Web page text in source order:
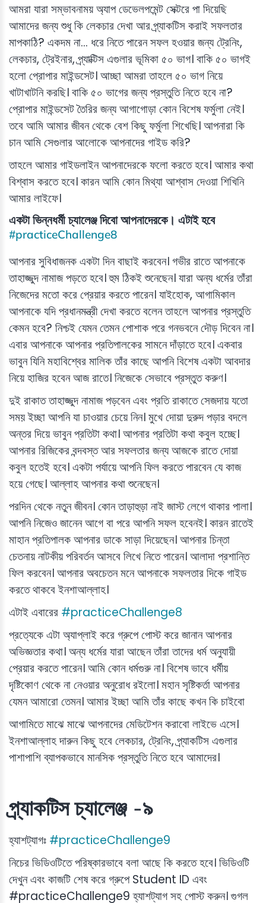
আমরা যারা সম্ভাবনাময় অ্যাপ ডেভেলপমেন্ট সেক্টরে পা দিয়েছি
আমাদের জন্য শুধু কি লেকচার দেখা আর প্র্যাকটিস করাই সফলতার
মাপকাঠি? একদম না… ধরে নিতে পারেন সফল হওয়ার জন্য ট্রেনিং,
লেকচার, ট্রেইনার, প্র্যাক্টিস এগুলার ভূমিকা ৫০ ভাগ। বাকি ৫০ ভাগই
হলো প্রোপার মাইন্ডসেট। আচ্ছা আমরা তাহলে ৫০ ভাগ নিয়ে
খাটাখাটনি করছি। বাকি ৫০ ভাগের জন্য প্রস্তুতি নিতে হবে না?
প্রোপার মাইন্ডসেট তৈরির জন্য আগাগোড়া কোন বিশেষ ফর্মুলা নেই।
তবে আমি আমার জীবন থেকে বেশ কিছু ফর্মুলা শিখেছি। আপনারা কি
চান আমি সেগুলার আলোকে আপনাদের গাইড করি?
তাহলে আমার গাইডলাইন আপনাদেরকে ফলো করতে হবে। আমার কথা
বিশ্বাস করতে হবে। কারন আমি কোন মিথ্যা আশ্বাস দেওয়া শিখিনি
আমার লাইফে।
একটা ভিন্নধর্মী চ্যালেঞ্জ দিবো আপনাদেরকে। এটাই হবে
#practiceChallenge8
আপনার সুবিধাজনক একটা দিন বাছাই করবেন। গভীর রাতে আপনাকে
তাহাজ্জুদ নামাজ পড়তে হবে। হুম ঠিকই শুনেছেন। যারা অন্য ধর্মের তাঁরা
নিজেদের মতো করে প্রেয়ার করতে পারেন। যাইহোক, আগামিকাল
আপনাকে যদি প্রধানমন্ত্রী দেখা করতে বলেন তাহলে আপনার প্রস্তুতি
কেমন হবে? নিশ্চই যেমন তেমন পোশাক পরে গনভবনে দৌড় দিবেন না।
এবার আপনাকে আপনার প্রতিপালকের সামনে দাঁড়াতে হবে। একবার
ভাবুন যিনি মহাবিশ্বের মালিক তাঁর কাছে আপনি বিশেষ একটা আবদার
নিয়ে হাজির হবেন আজ রাতে। নিজেকে সেভাবে প্রস্তুত করুণ।
দুই রাকাত তাহাজ্জুদ নামাজ পড়বেন এবং প্রতি রাকাতে সেজদায় যতো
সময় ইচ্ছা আপনি যা চাওয়ার চেয়ে নিন। মুখে দোয়া দুরুদ পড়ার বদলে
অন্তর দিয়ে ভাবুন প্রতিটা কথা। আপনার প্রতিটা কথা কবুল হচ্ছে।
আপনার রিজিকের বন্দবস্ত আর সফলতার জন্য আজকে রাতে দোয়া
কবুল হতেই হবে। একটা পর্যায়ে আপনি ফিল করতে পারবেন যে কাজ
হয়ে গেছে। আল্লাহ আপনার কথা শুনেছেন।
পরদিন থেকে নতুন জীবন। কোন তাড়াহুড়া নাই জাস্ট লেগে থাকার পালা।
আপনি নিজেও জানেন আগে বা পরে আপনি সফল হবেনই। কারন রাতেই
মাহান প্রতিপালক আপনার ডাকে সাড়া দিয়েছেন। আপনার চিন্তা
চেতনায় নাটকীয় পরিবর্তন আসবে লিখে নিতে পারেন। আলাদা প্রশান্তি
ফিল করবেন। আপনার অবচেতন মনে আপনাকে সফলতার দিকে গাইড
করতে থাকবে ইনশাআল্লাহ।
এটাই এবারের #practiceChallenge8
প্রত্যেকে এটা অ্যাপ্লাই করে গ্রুপে পোস্ট করে জানান আপনার
অভিজ্ঞতার কথা। অন্য ধর্মের যারা আছেন তাঁরা তাদের ধর্ম অনুযায়ী
প্রেয়ার করতে পারেন। আমি কোন ধর্মগুরু না। বিশেষ ভাবে ধর্মীয়
দৃষ্টিকোণ থেকে না নেওয়ার অনুরোধ রইলো। মহান সৃষ্টিকর্তা আপনার
যেমন আমারো তেমন। আমার ইচ্ছা আমি তাঁর কাছে কখন কি চাইবো
আগামিতে মাঝে মাঝে আপনাদের মেডিটেশন করাবো লাইভে এসে।
ইনশাআল্লাহ দারুন কিছু হবে লেকচার, ট্রেনিং, প্র্যাকটিস এগুলার
পাশাপাশি ব্যাপকভাবে মানসিক প্রস্তুতি নিতে হবে আমাদের।
প্র্যাকটিস চ্যালেঞ্জ -৯
হ্যাশট্যাগঃ #practiceChallenge9
নিচের ভিডিওটিতে পরিষ্কারভাবে বলা আছে কি করতে হবে। ভিডিওটি
দেখুন এবং কাজটি শেষ করে গ্রুপে Student ID এবং
#practiceChallenge9 হ্যাশট্যাগ সহ পোস্ট করুন। গুগল